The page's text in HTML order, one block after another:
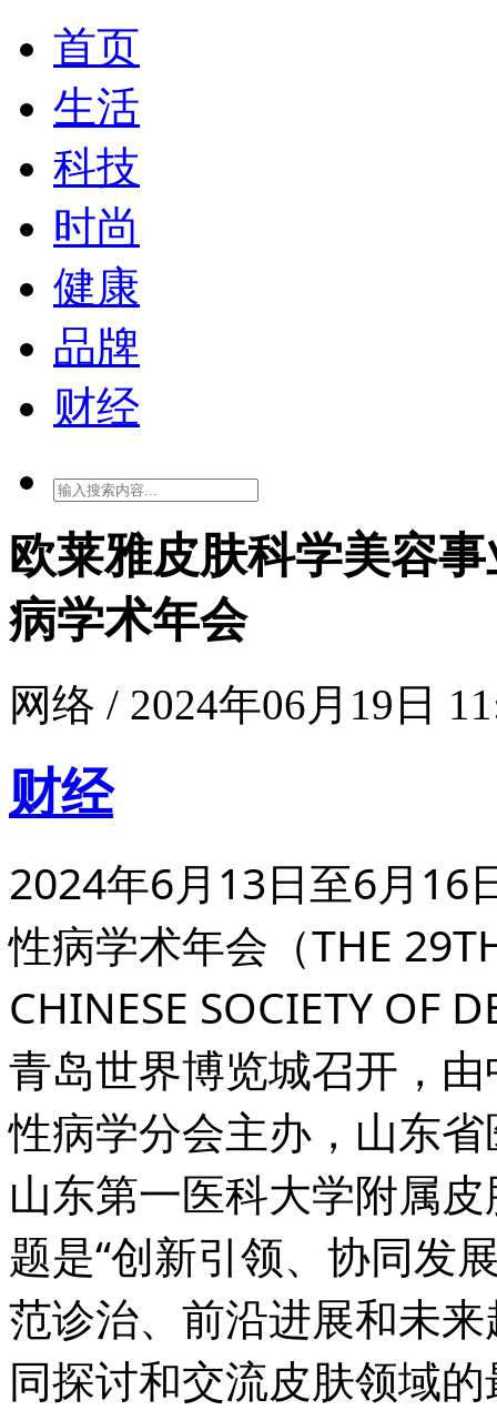
首页
生活
科技
时尚
健康
品牌
财经
欧莱雅皮肤科学美容
病学术年会
网络 / 2024年06月19日
财经
2024年6月13日至6月16
性病学术年会（THE
CHINESE SOCIETY OF
青岛世界博览城召开，
性病学分会主办，山东
山东第一医科大学附属
题是“创新引领、协同发
范诊治、前沿进展和未
同探讨和交流皮肤领域